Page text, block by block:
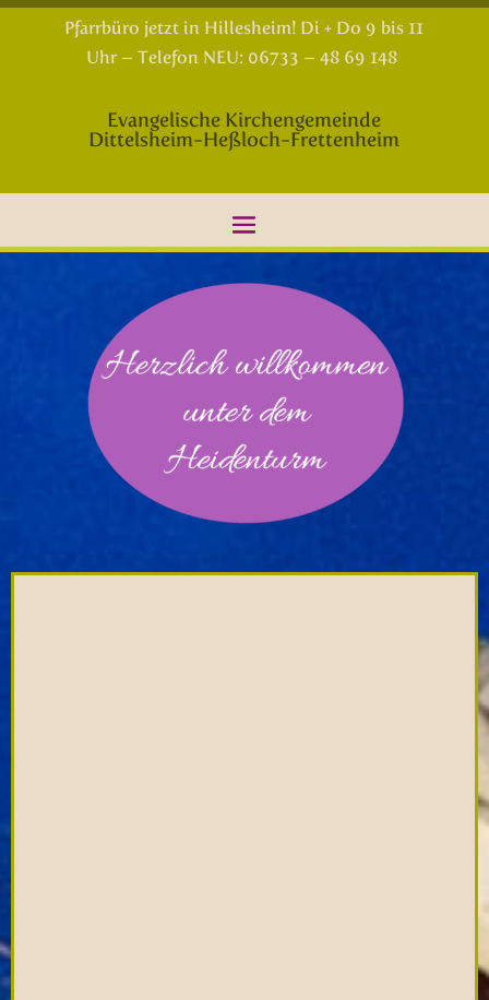
Pfarrbüro jetzt in Hillesheim! Di + Do 9 bis 11
Uhr – Telefon NEU: 06733 – 48 69 148
Evangelische Kirchengemeinde
Dittelsheim-Heßloch-Frettenheim